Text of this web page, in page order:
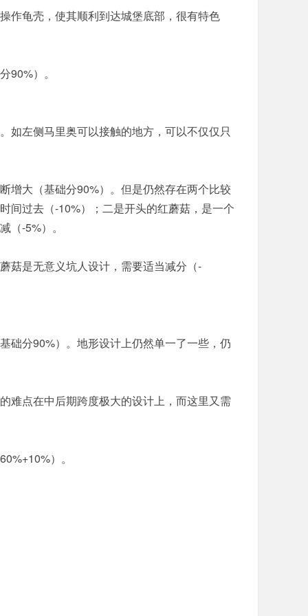
作龟壳，使其顺利到达城堡底部，很有特色
90%）。
如左侧马里奥可以接触的地方，可以不仅仅只
增大（基础分90%）。但是仍然存在两个比较
间过去（-10%）；二是开头的红蘑菇，是一个
（-5%）。
菇是无意义坑人设计，需要适当减分（-
础分90%）。地形设计上仍然单一了一些，仍
难点在中后期跨度极大的设计上，而这里又需
）。